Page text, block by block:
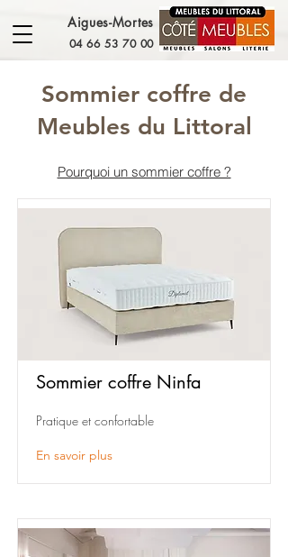
04 66 53 70 00
Aigues-Mortes
Sommier coffre de
Meubles du Littoral
Pourquoi un sommier coffre ?
Sommier coffre Ninfa
Pratique et confortable
En savoir plus